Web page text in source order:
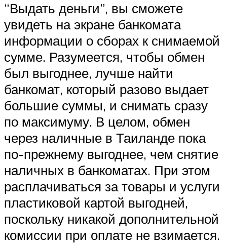
“Выдать деньги”, вы сможете
увидеть на экране банкомата
информации о сборах к снимаемой
сумме. Разумеется, чтобы обмен
был выгоднее, лучше найти
банкомат, который разово выдает
большие суммы, и снимать сразу
по максимуму. В целом, обмен
через наличные в Таиланде пока
по-прежнему выгоднее, чем снятие
наличных в банкоматах. При этом
расплачиваться за товары и услуги
пластиковой картой выгодней,
поскольку никакой дополнительной
комиссии при оплате не взимается.